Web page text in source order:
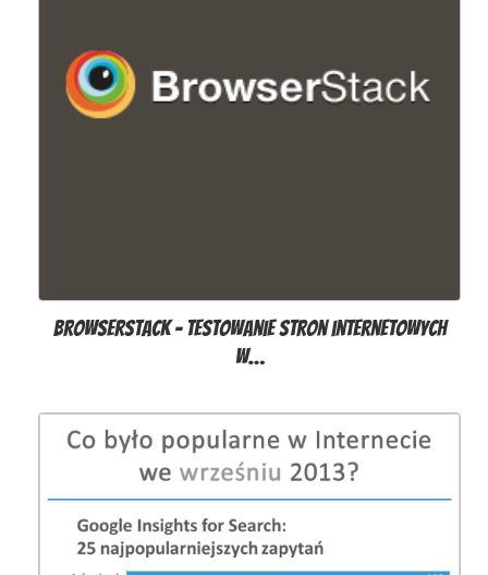
Browserstack - testowanie stron internetowych
w…